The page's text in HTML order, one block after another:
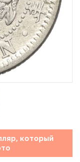
года)
и России
который